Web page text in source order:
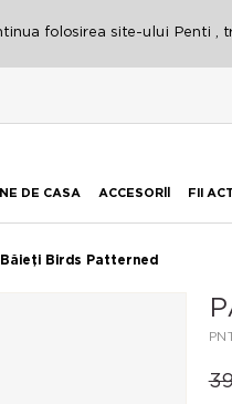
folosirea site-ului Penti ,
DE CASA ACCESORİİ FII
Băieți Birds Patterned